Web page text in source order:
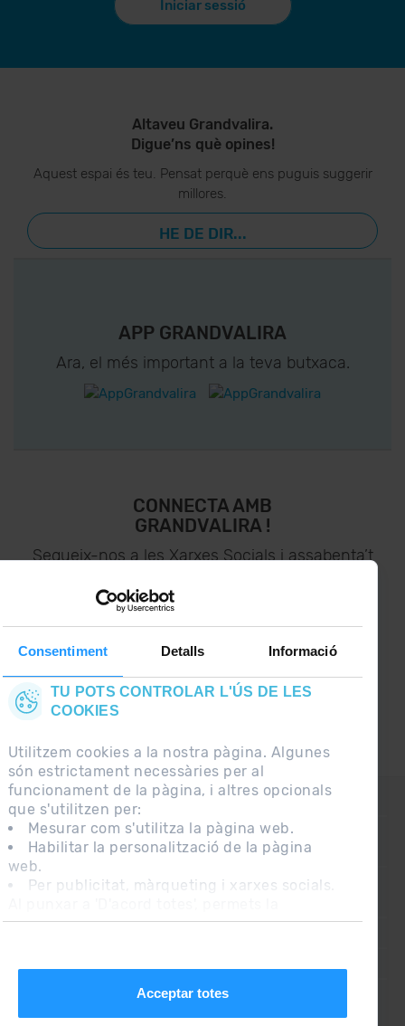
Consentiment Detalls Informació
TU POTS CONTROLAR L'ÚS DE LES
COOKIES
Utilitzem cookies a la nostra pàgina. Algunes
són estrictament necessàries per al
funcionament de la pàgina, i altres opcionals
que s'utilitzen per:
Mesurar com s'utilitza la pàgina web.
Habilitar la personalització de la pàgina
web.
Per publicitat, màrqueting i xarxes socials.
instal·lació de les cookies. Si prefereixes
Acceptar totes
Iniciar sessió
Altaveu Grandvalira.
Digue’ns què opines!
Aquest espai és teu. Pensat perquè ens puguis suggerir
millores.
HE DE DIR...
APP GRANDVALIRA
Ara, el més important a la teva butxaca.
CONNECTA AMB
GRANDVALIRA !
Segueix-nos a les Xarxes Socials i assabenta’t
lo últim el primer :)
CONTACTE
PREGUNTES FREQÜENTS